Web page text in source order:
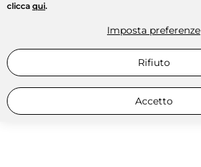
clicca qui.
Imposta preferenze
Rifiuto
Accetto